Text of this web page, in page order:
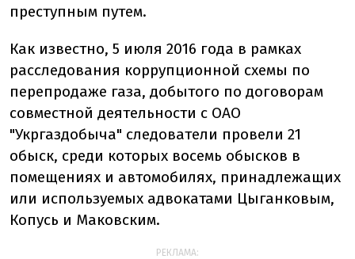
преступным путем.
Как известно, 5 июля 2016 года в рамках
расследования коррупционной схемы по
перепродаже газа, добытого по договорам
совместной деятельности с ОАО
"Укргаздобыча" следователи провели 21
обыск, среди которых восемь обысков в
помещениях и автомобилях, принадлежащих
или используемых адвокатами Цыганковым,
Копусь и Маковским.
РЕКЛАМА: